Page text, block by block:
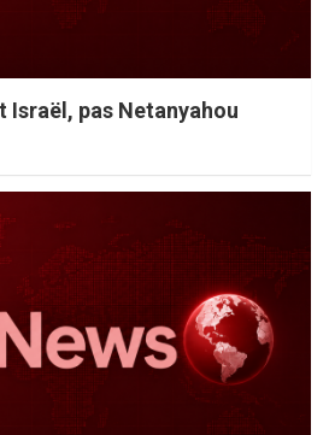
Israël, pas Netanyahou